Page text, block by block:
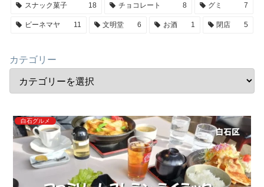
スナック菓子 18 チョコレート 8 グミ 7
ビーネマヤ 11 文明堂 6 お酒 1 閉店 5
カテゴリー
白石グルメ